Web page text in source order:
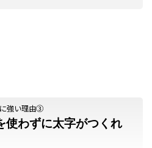
強い理由③
わずに太字がつくれ